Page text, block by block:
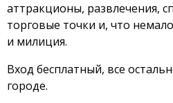
аттракционы, развлечения,
торговые точки и, что
и милиция.
Вход бесплатный, все
городе.